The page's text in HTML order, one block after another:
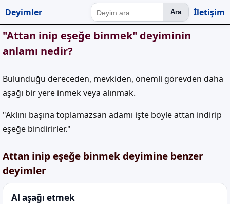
Deyimler Ara İletişim
"Attan inip eşeğe binmek" deyiminin
anlamı nedir?
Bulunduğu dereceden, mevkiden, önemli görevden daha
aşağı bir yere inmek veya alınmak.
"Aklını başına toplamazsan adamı işte böyle attan indirip
eşeğe bindirirler."
Attan inip eşeğe binmek deyimine benzer
deyimler
Al aşağı etmek